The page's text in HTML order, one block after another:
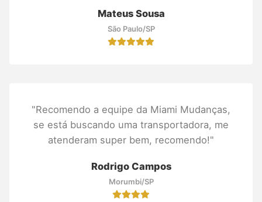
Mateus Sousa
São Paulo/SP
"Recomendo a equipe da Miami Mudanças,
se está buscando uma transportadora, me
atenderam super bem, recomendo!"
Rodrigo Campos
Morumbi/SP